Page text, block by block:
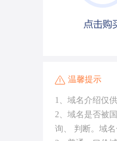
温馨提示
1、域名介绍仅
2、域名是否被
询、 判断。域